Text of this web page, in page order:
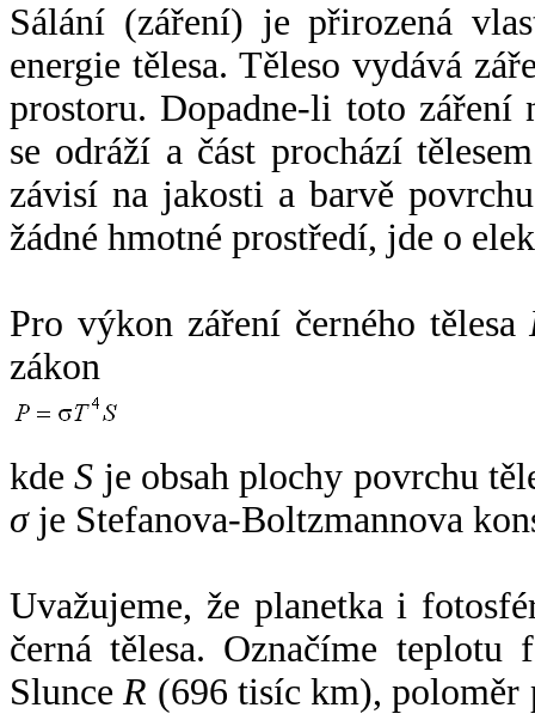
Sálání (záření) je přirozená
energie tělesa. Těleso vydává
prostoru. Dopadne-li toto záření
se odráží a část prochází
závisí na jakosti a barvě
žádné hmotné prostředí, jde o
Pro výkon záření černého tělesa
zákon
kdeS je obsah plochy povrchu
σje Stefanova-Boltzmannova
Uvažujeme, že planetka i
černá tělesa. Označíme
SlunceR (696 tisíc km),